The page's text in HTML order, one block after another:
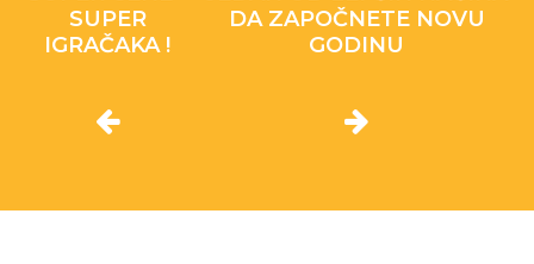
SUPER
IGRAČAKA !
DA ZAPOČNETE NOVU
GODINU